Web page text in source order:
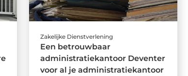
Zakelijke Dienstverlening
Een betrouwbaar
administratiekantoor Deventer
voor al je administratiekantoor